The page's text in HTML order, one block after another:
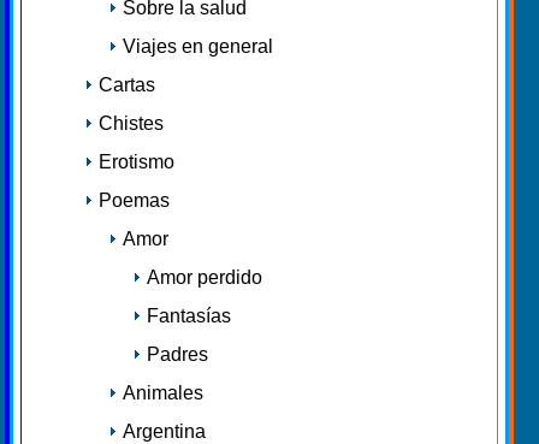
Sobre la salud
Viajes en general
Cartas
Chistes
Erotismo
Poemas
Amor
Amor perdido
Fantasías
Padres
Animales
Argentina